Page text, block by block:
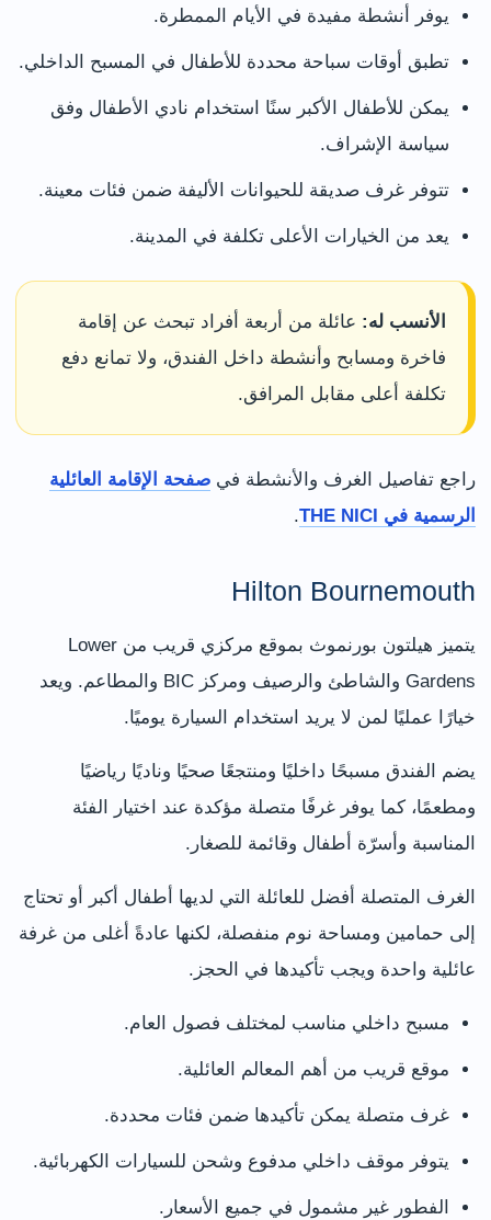
يوفر أنشطة مفيدة في الأيام الممطرة.
تطبق أوقات سباحة محددة للأطفال في المسبح الداخلي.
يمكن للأطفال الأكبر سنًا استخدام نادي الأطفال وفق
سياسة الإشراف.
تتوفر غرف صديقة للحيوانات الأليفة ضمن فئات معينة.
يعد من الخيارات الأعلى تكلفة في المدينة.
الأنسب له: عائلة من أربعة أفراد تبحث عن إقامة
فاخرة ومسابح وأنشطة داخل الفندق، ولا تمانع دفع
تكلفة أعلى مقابل المرافق.
راجع تفاصيل الغرف والأنشطة في صفحة الإقامة العائلية
الرسمية في THE NICI
.
Hilton Bournemouth
يتميز هيلتون بورنموث بموقع مركزي قريب من Lower
Gardens والشاطئ والرصيف ومركز BIC والمطاعم. ويعد
خيارًا عمليًا لمن لا يريد استخدام السيارة يوميًا.
يضم الفندق مسبحًا داخليًا ومنتجعًا صحيًا وناديًا رياضيًا
ومطعمًا، كما يوفر غرفًا متصلة مؤكدة عند اختيار الفئة
المناسبة وأسرّة أطفال وقائمة للصغار.
الغرف المتصلة أفضل للعائلة التي لديها أطفال أكبر أو تحتاج
إلى حمامين ومساحة نوم منفصلة، لكنها عادةً أغلى من غرفة
عائلية واحدة ويجب تأكيدها في الحجز.
مسبح داخلي مناسب لمختلف فصول العام.
موقع قريب من أهم المعالم العائلية.
غرف متصلة يمكن تأكيدها ضمن فئات محددة.
يتوفر موقف داخلي مدفوع وشحن للسيارات الكهربائية.
الفطور غير مشمول في جميع الأسعار.